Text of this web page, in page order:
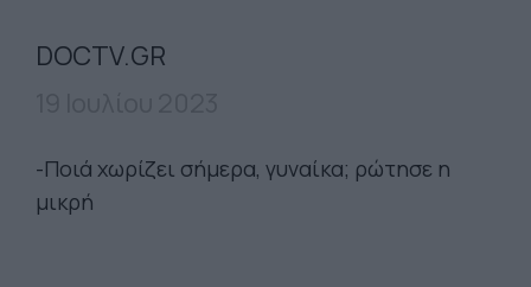
DOCTV.GR
-Ποιά χωρίζει σήμερα, γυναίκα; ρώτησε η
μικρή